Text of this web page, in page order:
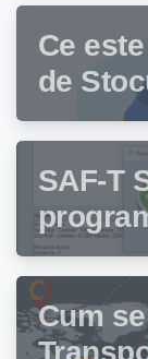
Ce
de
să
SAF-T
Cum